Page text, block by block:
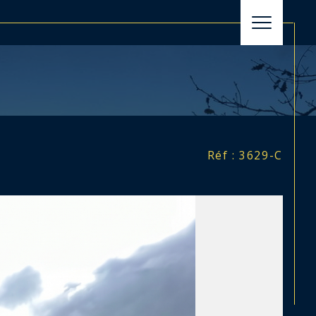
filtrer
Réf : 3629-C